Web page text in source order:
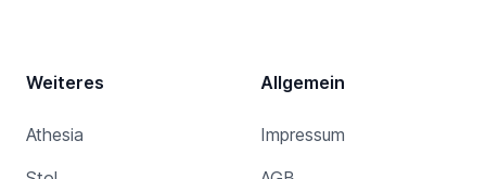
Weiteres
Athesia
Allgemein
Impressum